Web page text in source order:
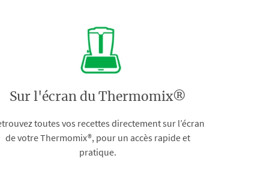
Sur l'écran du Thermomix®
toutes vos recettes directement sur l’écran
de votre Thermomix®, pour un accès rapide et
pratique.